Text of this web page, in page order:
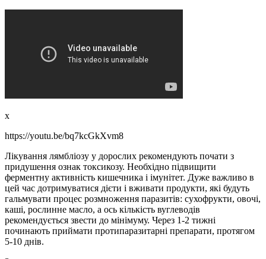
x
https://youtu.be/bq7kcGkXvm8
Лікування лямбліозу у дорослих рекомендують почати з
придушення ознак токсикозу. Необхідно підвищити
ферментну активність кишечника і імунітет. Дуже важливо в
цей час дотримуватися дієти і вживати продукти, які будуть
гальмувати процес розмноження паразитів: сухофрукти, овочі,
каші, рослинне масло, а ось кількість вуглеводів
рекомендується звести до мінімуму. Через 1-2 тижні
починають приймати протипаразитарні препарати, протягом
5-10 днів.